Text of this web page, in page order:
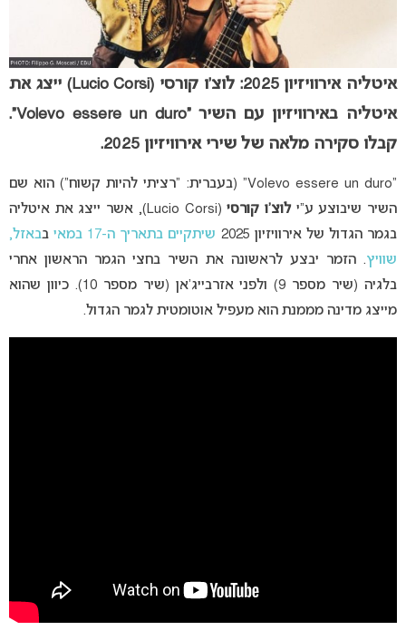
איטליה אירוויזיון 2025: לוצ’ו קורסי (Lucio Corsi) ייצג את
איטליה באירוויזיון עם השיר “Volevo essere un duro”.
קבלו סקירה מלאה של שירי אירוויזיון 2025.
“Volevo essere un duro” (בעברית: “רציתי להיות קשוח”) הוא שם
השיר שיבוצע ע”י לוצ’ו קורסי
(Lucio Corsi), אשר ייצג את איטליה
בגמר הגדול של אירוויזיון 2025
שיתקיים בתאריך ה-17 במאי בבאזל,
שוויץ. הזמר יבצע לראשונה את השיר בחצי הגמר הראשון אחרי
בלגיה (שיר מספר 9) ולפני אזרבייג’אן (שיר מספר 10). כיוון שהוא
מייצג מדינה מממנת הוא מעפיל אוטומטית לגמר הגדול.